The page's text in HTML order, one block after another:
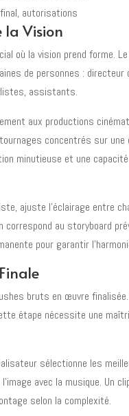
autorisations
la Vision
où la vision prend forme.
de personnes : directeur
assistants.
aux productions
concentrés sur une
minutieuse et une
ajuste l'éclairage entre
au storyboard
pour garantir
bruts en œuvre finalisée.
étape nécessite une
sélectionne les
avec la musique. Un
selon la complexité.